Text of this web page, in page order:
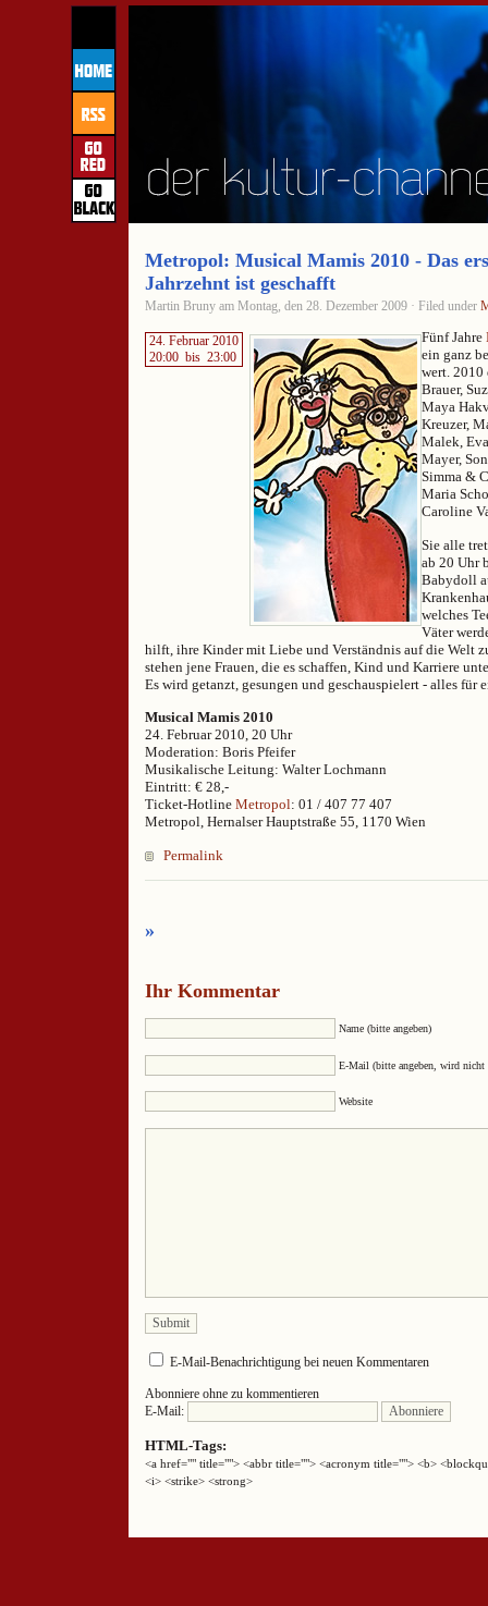
Metropol: Musical Mamis 2010 - Das
Jahrzehnt ist geschafft
Martin Bruny am Montag, den 28. Dezember 2009 · Filed under
24. Februar 2010
20:00 bis 23:00
Fünf Jahre
ein ganz
wert. 2010
Brauer,
Maya
Kreuzer,
Malek,
Mayer,
Simma &
Maria
Caroline
Sie alle
ab 20 Uhr
Babydoll
welches
Väter
hilft, ihre Kinder mit Liebe und Verständnis auf die Welt
stehen jene Frauen, die es schaffen, Kind und Karriere
Es wird getanzt, gesungen und geschauspielert - alles für
Musical Mamis 2010
24. Februar 2010, 20 Uhr
Moderation: Boris Pfeifer
Musikalische Leitung: Walter Lochmann
Eintritt: € 28,-
Ticket-Hotline Metropol: 01 / 407 77 407
Metropol, Hernalser Hauptstraße 55, 1170 Wien
Permalink
»
Ihr Kommentar
Name (bitte angeben)
E-Mail (bitte angeben, wird nicht
Website
E-Mail-Benachrichtigung bei neuen Kommentaren
Abonniere ohne zu kommentieren
E-Mail:
HTML-Tags:
<a href="" title=""> <abbr title=""> <acronym title=""> <b>
<i> <strike> <strong>